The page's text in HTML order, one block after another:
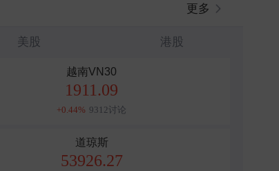
更多
美股 港股
越南VN30
1911.09
+0.44% 9312讨论
道琼斯
53926.27